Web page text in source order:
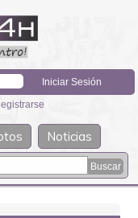
Noticias